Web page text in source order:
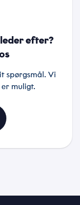
efter?
spørgsmål. Vi
muligt.